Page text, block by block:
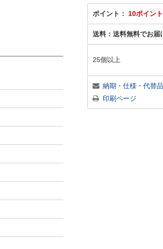
ポイント： 10ポイン
送料： 送料無料でお届
25個以上
納期・仕様・代替
印刷ページ